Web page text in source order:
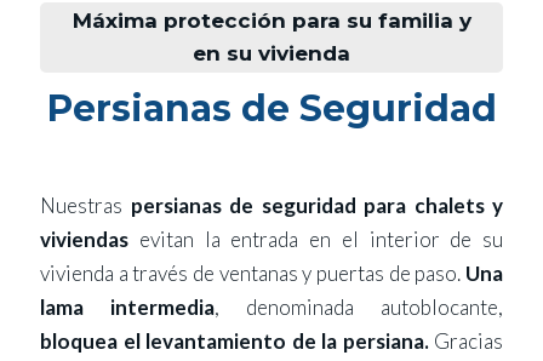
Máxima protección para su familia y
en su vivienda
Persianas de Seguridad
Nuestras persianas de seguridad para chalets y
viviendas evitan la entrada en el interior de su
vivienda a través de ventanas y puertas de paso. Una
lama intermedia, denominada autoblocante,
bloquea el levantamiento de la persiana.Gracias